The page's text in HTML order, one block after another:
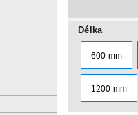
Délka
600 mm
1200 mm